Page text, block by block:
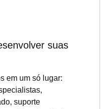
suas
em um só lugar:
suporte